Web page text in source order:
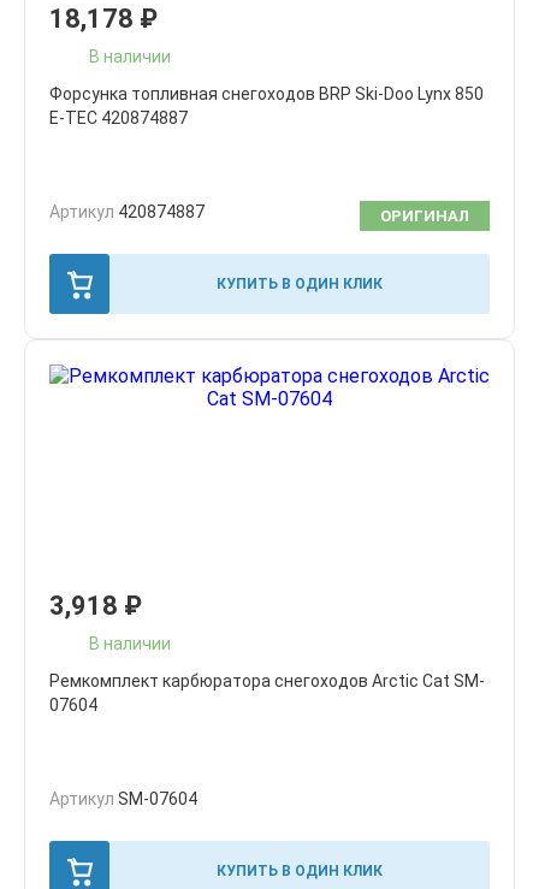
18,178 ₽
В наличии
Форсунка топливная снегоходов BRP Ski-Doo Lynx 850
E-TEC 420874887
Артикул 420874887 ОРИГИНАЛ
КУПИТЬ В ОДИН КЛИК
3,918 ₽
В наличии
Ремкомплект карбюратора снегоходов Arctic Cat SM-
07604
Артикул SM-07604
КУПИТЬ В ОДИН КЛИК